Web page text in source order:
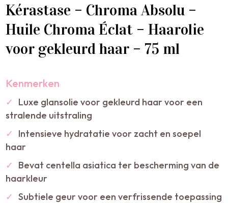
Kérastase – Chroma Absolu –
Huile Chroma Éclat – Haarolie
voor gekleurd haar – 75 ml
Kenmerken
✓
Luxe glansolie voor gekleurd haar voor een
stralende uitstraling
✓
Intensieve hydratatie voor zacht en soepel
haar
✓
Bevat centella asiatica ter bescherming van de
haarkleur
✓ Subtiele geur voor een verfrissende toepassing